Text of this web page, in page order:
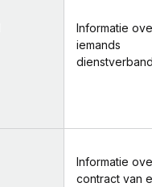
Informatie
iemands
Informatie
contract van